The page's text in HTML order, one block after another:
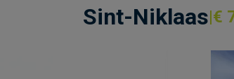
Sint-Niklaas €